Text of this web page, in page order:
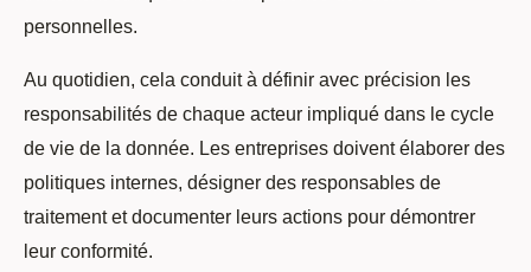
personnelles.
Au quotidien, cela conduit à définir avec précision les
responsabilités de chaque acteur impliqué dans le cycle
de vie de la donnée. Les entreprises doivent élaborer des
politiques internes, désigner des responsables de
traitement et documenter leurs actions pour démontrer
leur conformité.